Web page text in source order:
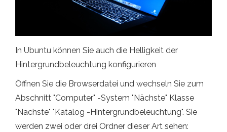
In Ubuntu können Sie auch die Helligkeit der
Hintergrundbeleuchtung konfigurieren
Öffnen Sie die Browserdatei und wechseln Sie zum
Abschnitt "Computer" -System "Nächste" Klasse
"Nächste" "Katalog -Hintergrundbeleuchtung". Sie
werden zwei oder drei Ordner dieser Art sehen: